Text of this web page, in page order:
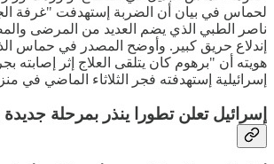
لحماس في بيان أن الضربة إستهدفت "غرفة
ناصر الطبي الذي يضم العديد من المرضى
إندلاع حريق كبير. وأوضح المصدر في حماس
هويته أن "برهوم كان يتلقى العلاج إثر إصابته
إسرائيلية إستهدفته فجر الثلاثاء الماضي
إسرائيل تعلن تطورا ينذر بمرحلة